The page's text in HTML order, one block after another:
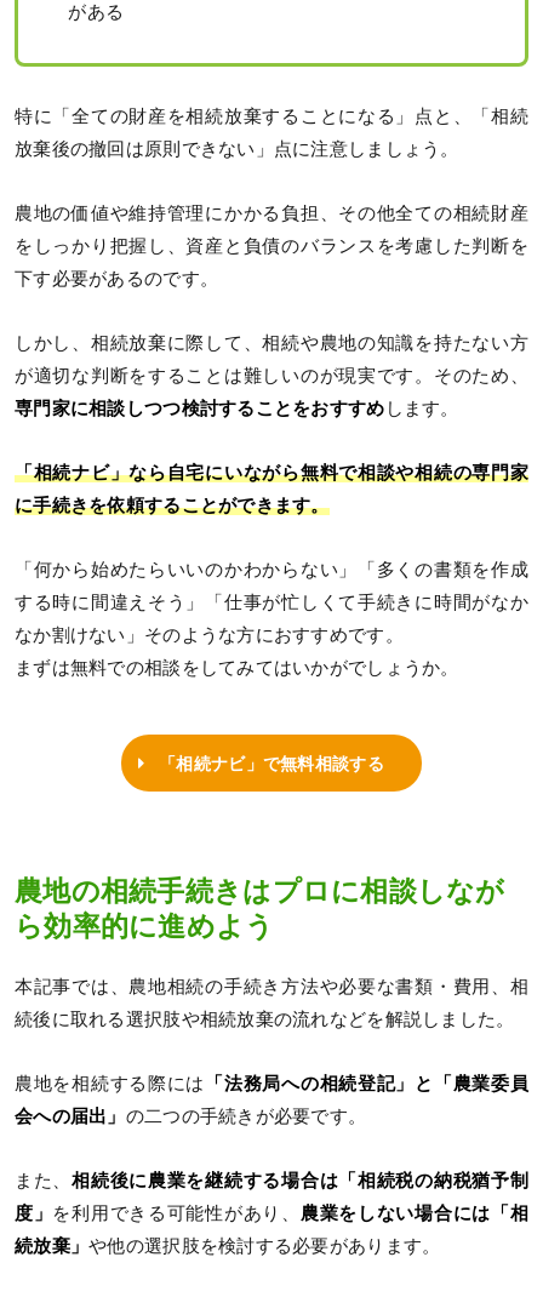
がある
特に「全ての財産を相続放棄することになる」点と、「相続
放棄後の撤回は原則できない」点に注意しましょう。
農地の価値や維持管理にかかる負担、その他全ての相続財産
をしっかり把握し、資産と負債のバランスを考慮した判断を
下す必要があるのです。
しかし、相続放棄に際して、相続や農地の知識を持たない方
が適切な判断をすることは難しいのが現実です。そのため、
専門家に相談しつつ検討することをおすすめ します。
「相続ナビ」なら自宅にいながら無料で相談や相続の専門家
に手続きを依頼することができます。
「何から始めたらいいのかわからない」「多くの書類を作成
する時に間違えそう」「仕事が忙しくて手続きに時間がなか
なか割けない」そのような方におすすめです。
まずは無料での相談をしてみてはいかがでしょうか。
「相続ナビ」で無料相談する
農地の相続手続きはプロに相談しなが
ら効率的に進めよう
本記事では、農地相続の手続き方法や必要な書類・費用、相
続後に取れる選択肢や相続放棄の流れなどを解説しました。
農地を相続する際には
「法務局への相続登記」と「農業委員
会への届出」 の二つの手続きが必要です。
また、相続後に農業を継続する場合は「相続税の納税猶予制
度」 を利用できる可能性があり、 農業をしない場合には「相
続放棄」や他の選択肢を検討する必要があります。